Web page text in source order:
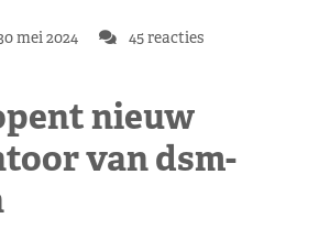
mei 2024 45 reacties
nieuw
van dsm-